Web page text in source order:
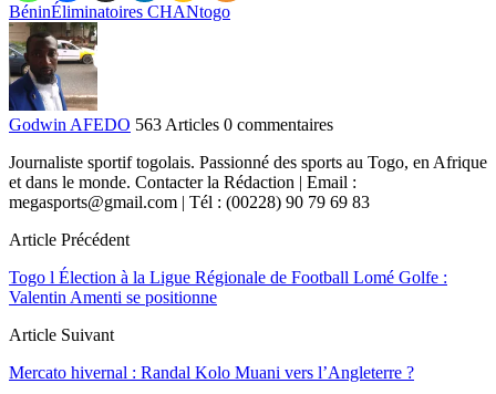
BéninÉliminatoires CHANtogo
Godwin AFEDO 563 Articles 0 commentaires
Journaliste sportif togolais. Passionné des sports au Togo, en Afrique
et dans le monde. Contacter la Rédaction | Email :
megasports@gmail.com | Tél : (00228) 90 79 69 83
Article Précédent
Togo l Élection à la Ligue Régionale de Football Lomé Golfe :
Valentin Amenti se positionne
Article Suivant
Mercato hivernal : Randal Kolo Muani vers l’Angleterre ?